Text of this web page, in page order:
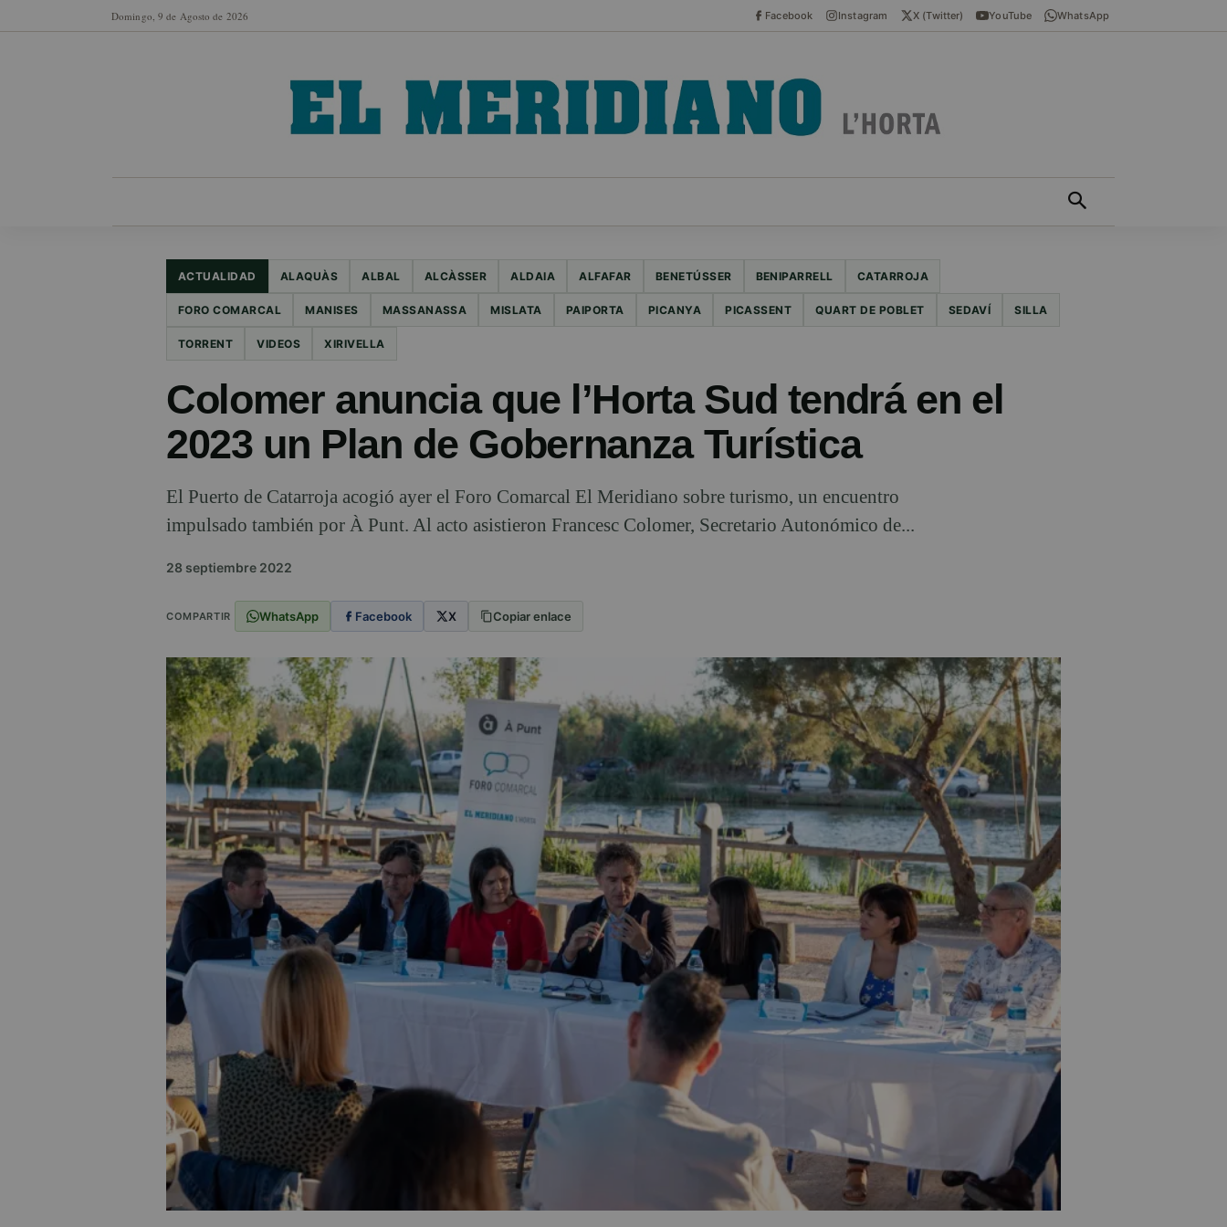
Domingo, 9 de Agosto de 2026 Facebook Instagram X (Twitter) YouTube WhatsApp
ACTUALIDAD ALAQUÀS ALBAL ALCÀSSER ALDAIA ALFAFAR BENETÚSSER BENIPARRELL CATARROJA
FORO COMARCAL MANISES MASSANASSA MISLATA PAIPORTA PICANYA PICASSENT QUART DE POBLET SEDAVÍ SILLA
TORRENT VIDEOS XIRIVELLA
Colomer anuncia que l’Horta Sud tendrá en el
2023 un Plan de Gobernanza Turística
El Puerto de Catarroja acogió ayer el Foro Comarcal El Meridiano sobre turismo, un encuentro
impulsado también por À Punt. Al acto asistieron Francesc Colomer, Secretario Autonómico de...
28 septiembre 2022
COMPARTIR WhatsApp Facebook X Copiar enlace